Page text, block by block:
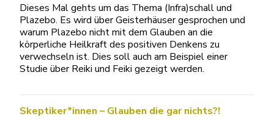
Dieses Mal gehts um das Thema (Infra)schall und
Plazebo. Es wird über Geisterhäuser gesprochen und
warum Plazebo nicht mit dem Glauben an die
körperliche Heilkraft des positiven Denkens zu
verwechseln ist. Dies soll auch am Beispiel einer
Studie über Reiki und Feiki gezeigt werden.
Skeptiker*innen – Glauben die gar nichts?!